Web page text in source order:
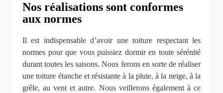
Nos réalisations sont conformes
aux normes
Il est indispensable d’avoir une toiture respectant les
normes pour que vous puissiez dormir en toute sérénité
durant toutes les saisons. Nous ferons en sorte de réaliser
une toiture étanche et résistante à la pluie, à la neige, à la
grêle, au vent et autre. Nous veillerons également à ce